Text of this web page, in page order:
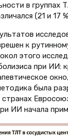
в группах
(21 и 17
к
этого
при ИИ:
была
ИИ начала